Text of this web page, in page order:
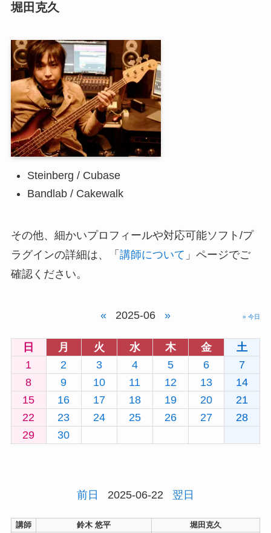
堀田克久
Steinberg / Cubase
Bandlab / Cakewalk
その他、細かいプロフィールや対応可能ソフト/プ
ラグインの詳細は、「 講師について 」ページでご
確認ください。
« 2025-06 » » 今日
日 月 火 水 木 金
土
1
2 3 4 5 6
7
8
9 10 11 12 13
14
15
16 17 18 19 20
21
22
23 24 25 26 27
28
29
30
前日 2025-06-22 翌日
講師 鈴木 悠平
堀田克久